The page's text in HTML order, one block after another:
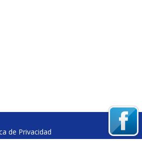
de Privacidad